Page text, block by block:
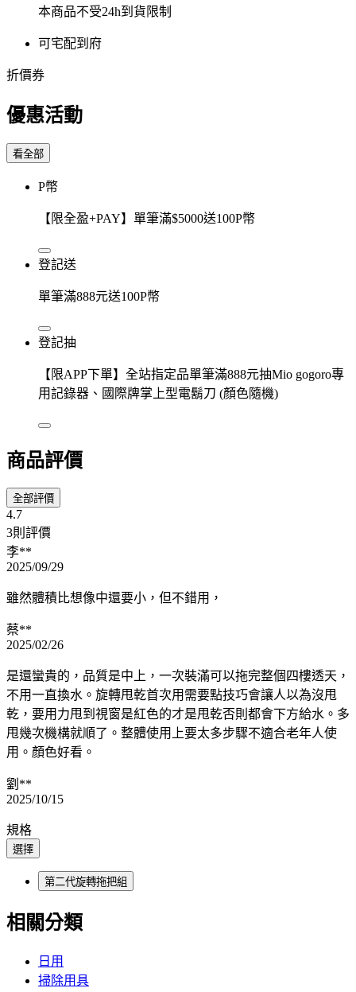
本商品不受24h到貨限制
可宅配到府
折價券
優惠活動
看全部
P幣
【限全盈+PAY】單筆滿$5000送100P幣
登記送
單筆滿888元送100P幣
登記抽
【限APP下單】全站指定品單筆滿888元抽Mio gogoro專
用記錄器、國際牌掌上型電鬍刀 (顏色隨機)
商品評價
全部評價
4.7
3則評價
李**
2025/09/29
雖然體積比想像中還要小，但不錯用，
蔡**
2025/02/26
是還蠻貴的，品質是中上，一次裝滿可以拖完整個四樓透天，
不用一直換水。旋轉甩乾首次用需要點技巧會讓人以為沒甩
乾，要用力甩到視窗是紅色的才是甩乾否則都會下方給水。多
甩幾次機構就順了。整體使用上要太多步驟不適合老年人使
用。顏色好看。
劉**
2025/10/15
規格
選擇
第二代旋轉拖把組
相關分類
日用
掃除用具